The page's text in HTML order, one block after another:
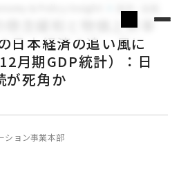
& Policy Insight
懸念緩和と物価上昇率
日本経済の追い風に
月期GDP統計）：日
が死角か
ション事業本部